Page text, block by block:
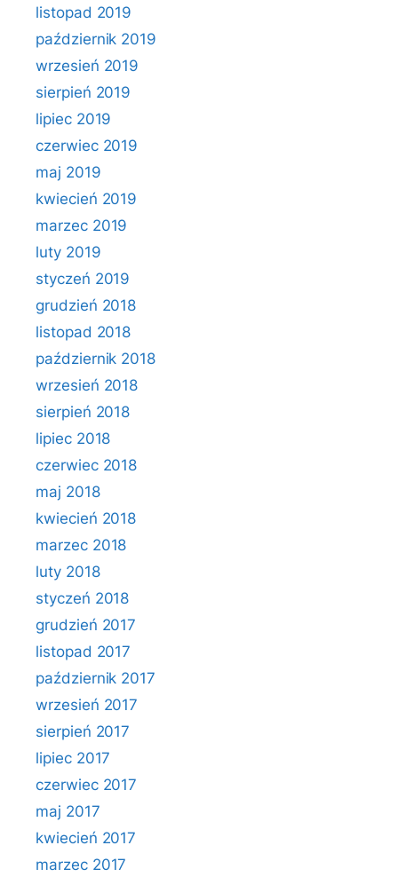
listopad 2019
październik 2019
wrzesień 2019
sierpień 2019
lipiec 2019
czerwiec 2019
maj 2019
kwiecień 2019
marzec 2019
luty 2019
styczeń 2019
grudzień 2018
listopad 2018
październik 2018
wrzesień 2018
sierpień 2018
lipiec 2018
czerwiec 2018
maj 2018
kwiecień 2018
marzec 2018
luty 2018
styczeń 2018
grudzień 2017
listopad 2017
październik 2017
wrzesień 2017
sierpień 2017
lipiec 2017
czerwiec 2017
maj 2017
kwiecień 2017
marzec 2017